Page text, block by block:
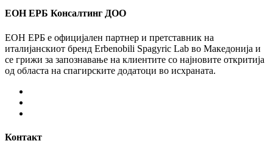
ЕОН ЕРБ Консалтинг ДОО
ЕОН ЕРБ е официјален партнер и претставник на
италијанскиот бренд Erbenobili Spagyric Lab во Македонија и
се грижи за запознавање на клиентите со најновите откритија
од областа на спагирските додатоци во исхраната.
Контакт